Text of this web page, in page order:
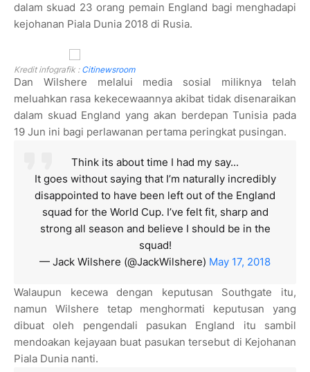
dalam skuad 23 orang pemain England bagi menghadapi
kejohanan Piala Dunia 2018 di Rusia.
Kredit infografik : Citinewsroom
Dan Wilshere melalui media sosial miliknya telah
meluahkan rasa kekecewaannya akibat tidak disenaraikan
dalam skuad England yang akan berdepan Tunisia pada
19 Jun ini bagi perlawanan pertama peringkat pusingan.
Think its about time I had my say...
It goes without saying that I’m naturally incredibly
disappointed to have been left out of the England
squad for the World Cup. I’ve felt fit, sharp and
strong all season and believe I should be in the
squad!
— Jack Wilshere (@JackWilshere) May 17, 2018
Walaupun kecewa dengan keputusan Southgate itu,
namun Wilshere tetap menghormati keputusan yang
dibuat oleh pengendali pasukan England itu sambil
mendoakan kejayaan buat pasukan tersebut di Kejohanan
Piala Dunia nanti.